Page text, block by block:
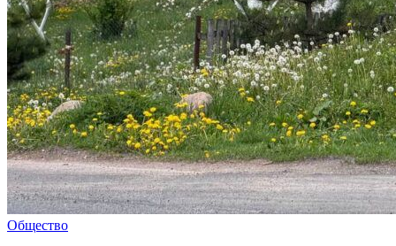
Общество